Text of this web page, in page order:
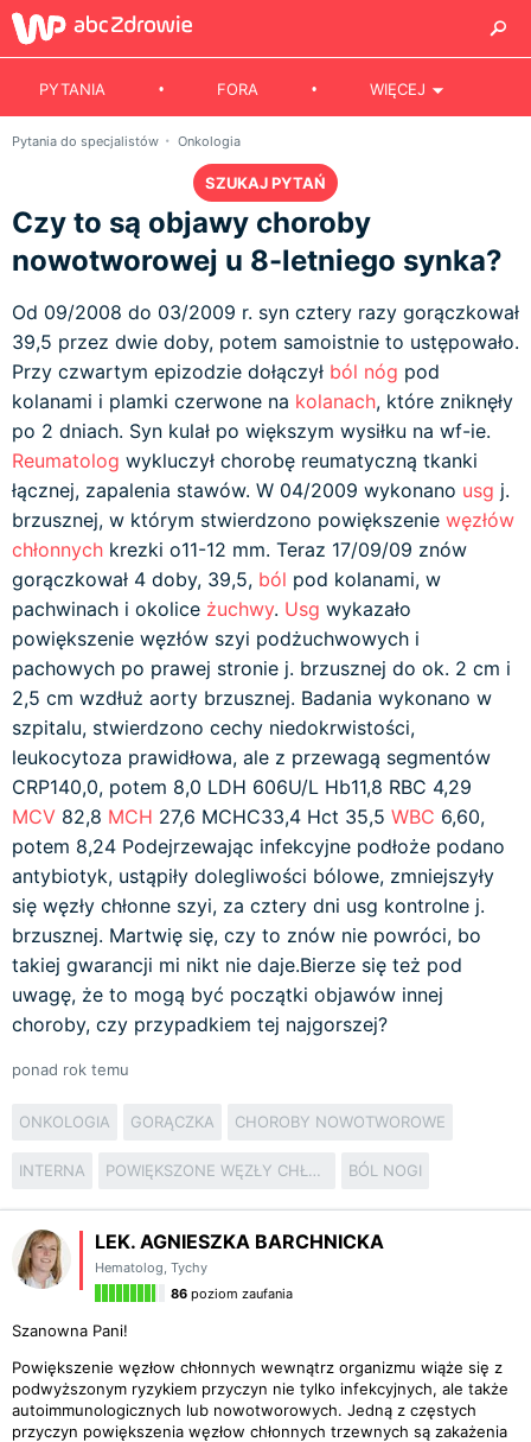
PYTANIA FORA WIĘCEJ
Pytania do specjalistów Onkologia
SZUKAJ PYTAŃ
Czy to są objawy choroby
nowotworowej u 8-letniego synka?
Od 09/2008 do 03/2009 r. syn cztery razy gorączkował
39,5 przez dwie doby, potem samoistnie to ustępowało.
Przy czwartym epizodzie dołączył ból nóg pod
kolanami i plamki czerwone na kolanach, które zniknęły
po 2 dniach. Syn kulał po większym wysiłku na wf-ie.
Reumatolog wykluczył chorobę reumatyczną tkanki
łącznej, zapalenia stawów. W 04/2009 wykonano usg j.
brzusznej, w którym stwierdzono powiększenie węzłów
chłonnych krezki o11-12 mm. Teraz 17/09/09 znów
gorączkował 4 doby, 39,5, ból pod kolanami, w
pachwinach i okolice żuchwy. Usg wykazało
powiększenie węzłów szyi podżuchwowych i
pachowych po prawej stronie j. brzusznej do ok. 2 cm i
2,5 cm wzdłuż aorty brzusznej. Badania wykonano w
szpitalu, stwierdzono cechy niedokrwistości,
leukocytoza prawidłowa, ale z przewagą segmentów
CRP140,0, potem 8,0 LDH 606U/L Hb11,8 RBC 4,29
MCV 82,8 MCH 27,6 MCHC33,4 Hct 35,5 WBC 6,60,
potem 8,24 Podejrzewając infekcyjne podłoże podano
antybiotyk, ustąpiły dolegliwości bólowe, zmniejszyły
się węzły chłonne szyi, za cztery dni usg kontrolne j.
brzusznej. Martwię się, czy to znów nie powróci, bo
takiej gwarancji mi nikt nie daje.Bierze się też pod
uwagę, że to mogą być początki objawów innej
choroby, czy przypadkiem tej najgorszej?
ponad rok temu
ONKOLOGIA GORĄCZKA CHOROBY NOWOTWOROWE
INTERNA POWIĘKSZONE WĘZŁY CHŁONNE BÓL NOGI
LEK. AGNIESZKA BARCHNICKA
Hematolog, Tychy
86 poziom zaufania
Szanowna Pani!
Powiększenie węzłow chłonnych wewnątrz organizmu wiąże się z
podwyższonym ryzykiem przyczyn nie tylko infekcyjnych, ale także
autoimmunologicznych lub nowotworowych. Jedną z częstych
przyczyn powiększenia węzłow chłonnych trzewnych są zakażenia